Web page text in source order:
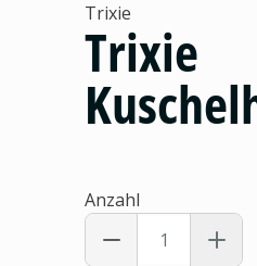
Trixie
Trixie
Anzahl